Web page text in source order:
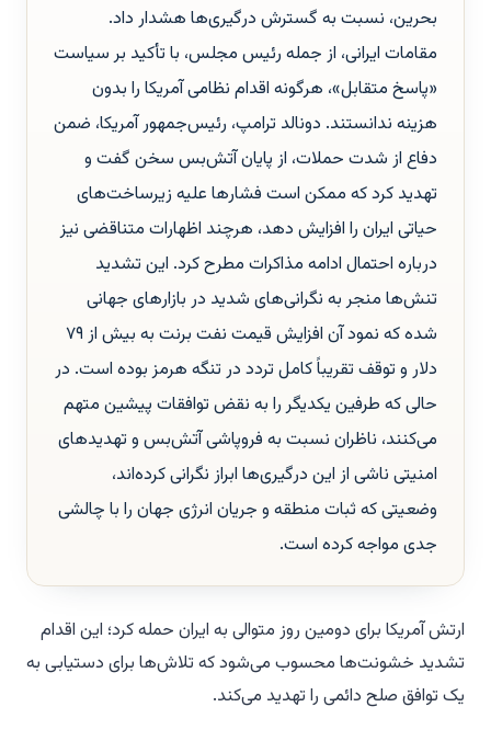
بحرین، نسبت به گسترش درگیری‌ها هشدار داد.
مقامات ایرانی، از جمله رئیس مجلس، با تأکید بر سیاست
«پاسخ متقابل»، هرگونه اقدام نظامی آمریکا را بدون
هزینه ندانستند. دونالد ترامپ، رئیس‌جمهور آمریکا، ضمن
دفاع از شدت حملات، از پایان آتش‌بس سخن گفت و
تهدید کرد که ممکن است فشارها علیه زیرساخت‌های
حیاتی ایران را افزایش دهد، هرچند اظهارات متناقضی نیز
درباره احتمال ادامه مذاکرات مطرح کرد. این تشدید
تنش‌ها منجر به نگرانی‌های شدید در بازارهای جهانی
شده که نمود آن افزایش قیمت نفت برنت به بیش از ۷۹
دلار و توقف تقریباً کامل تردد در تنگه هرمز بوده است. در
حالی که طرفین یکدیگر را به نقض توافقات پیشین متهم
می‌کنند، ناظران نسبت به فروپاشی آتش‌بس و تهدیدهای
امنیتی ناشی از این درگیری‌ها ابراز نگرانی کرده‌اند،
وضعیتی که ثبات منطقه و جریان انرژی جهان را با چالشی
جدی مواجه کرده است.
ارتش آمریکا برای دومین روز متوالی به ایران حمله کرد؛ این اقدام
تشدید خشونت‌ها محسوب می‌شود که تلاش‌ها برای دستیابی به
یک توافق صلح دائمی را تهدید می‌کند.